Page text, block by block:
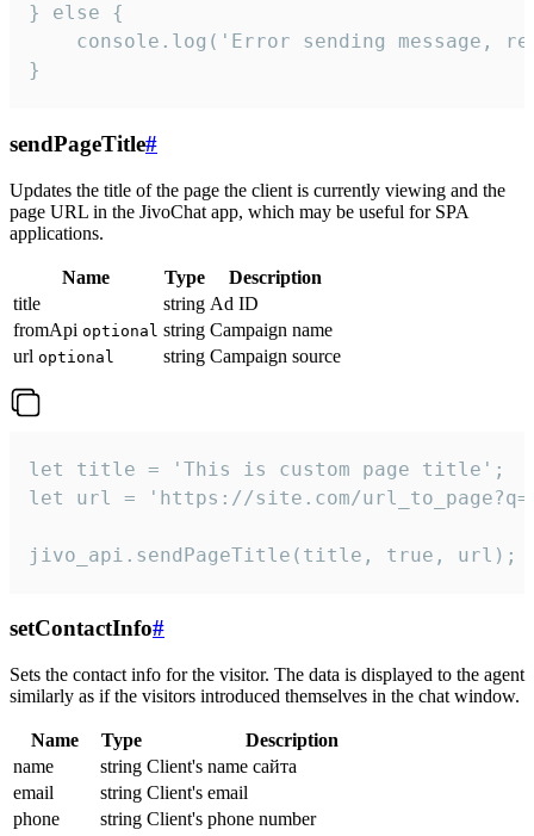
} else {
console.log('Error sending message,
}
sendPageTitle#
Updates the title of the page the client is currently viewing and the
page URL in the JivoChat app, which may be useful for SPA
applications.
Name Type
Description
title
string Ad ID
fromApi optional string Campaign name
url optional string Campaign source
let title = 'This is custom page title';
let url = 'https://site.com/
jivo_api.sendPageTitle(title, true, url);
setContactInfo#
Sets the contact info for the visitor. The data is displayed to the agent
similarly as if the visitors introduced themselves in the chat window.
Name Type
Description
name
string Client's name сайта
email
string Client's email
phone
string Client's phone number